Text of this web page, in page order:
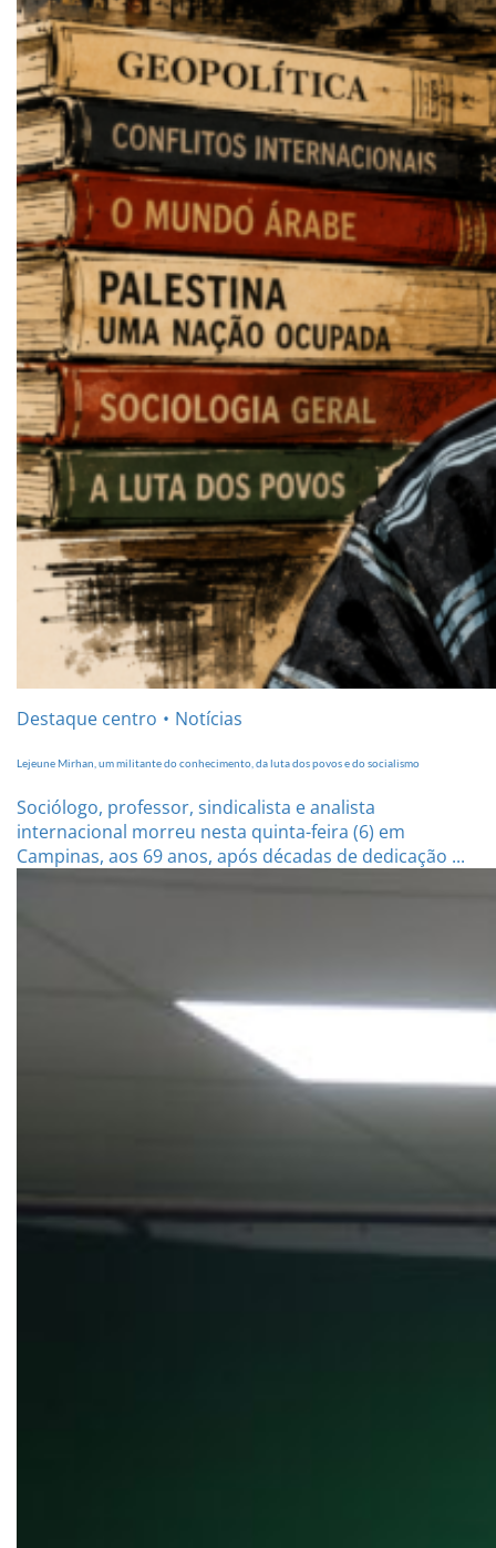
Destaque centro Notícias
Lejeune Mirhan, um militante do conhecimento, da luta dos povos e do socialismo
Sociólogo, professor, sindicalista e analista
internacional morreu nesta quinta-feira (6) em
Campinas, aos 69 anos, após décadas de dedicação ...